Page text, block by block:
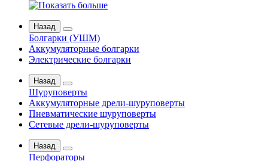
Назад
Болгарки (УШМ)
Аккумуляторные болгарки
Электрические болгарки
Назад
Шуруповерты
Аккумуляторные дрели-шуруповерты
Пневматические шуруповерты
Сетевые дрели-шуруповерты
Назад
Перфораторы